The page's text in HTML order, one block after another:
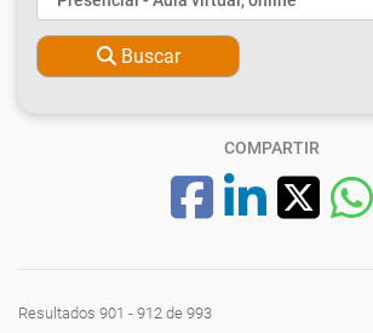
Buscar
COMPARTIR
Resultados 901 - 912 de 993